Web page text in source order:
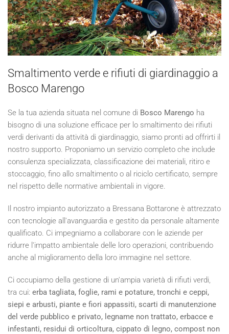
Smaltimento verde e rifiuti di giardinaggio a
Bosco Marengo
Se la tua azienda situata nel comune di Bosco Marengo ha
bisogno di una soluzione efficace per lo smaltimento dei rifiuti
verdi derivanti da attività di giardinaggio, siamo pronti ad offrirti il
nostro supporto. Proponiamo un servizio completo che include
consulenza specializzata, classificazione dei materiali, ritiro e
stoccaggio, fino allo smaltimento o al riciclo certificato, sempre
nel rispetto delle normative ambientali in vigore.
Il nostro impianto autorizzato a Bressana Bottarone è attrezzato
con tecnologie all'avanguardia e gestito da personale altamente
qualificato. Ci impegniamo a collaborare con le aziende per
ridurre l'impatto ambientale delle loro operazioni, contribuendo
anche al miglioramento della loro immagine nel settore.
Ci occupiamo della gestione di un'ampia varietà di rifiuti verdi,
tra cui: erba tagliata, foglie, rami e potature, tronchi e ceppi,
siepi e arbusti, piante e fiori appassiti, scarti di manutenzione
del verde pubblico e privato, legname non trattato, erbacce e
infestanti, residui di orticoltura, cippato di legno, compost non